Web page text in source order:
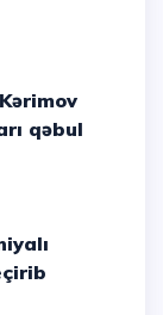
qəbul